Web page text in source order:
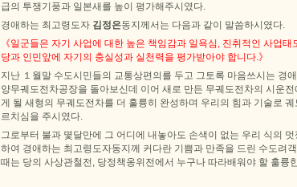
급의 투쟁기풍과 일본새를 높이 평가해주시였다.
경애하는 최고령도자 김정은동지께서는 다음과 같이 말씀하시였다.
《일군들은 자기 사업에 대한 높은 책임감과 일욕심, 진취적인 사업
당과 인민앞에 자기의 충실성과 실천력을 평가받아야 합니다.》
지난 １월말 수도시민들의 교통상편의를 두고 그토록 마음쓰시는 경
양무궤도전차공장을 돌아보신데 이어 새로 만든 무궤도전차의 시운
게 될 새형의 무궤도전차를 더 훌륭히 완성하며 우리의 힘과 기술로
르치심을 주시였다.
그로부터 불과 몇달만에 그 어디에 내놓아도 손색이 없는 우리 식의
하여 경애하는 최고령도자동지께 커다란 기쁨과 만족을 드린 수도려
때는 당의 사상관철전, 당정책옹위전에서 누구나 따라배워야 할 훌륭